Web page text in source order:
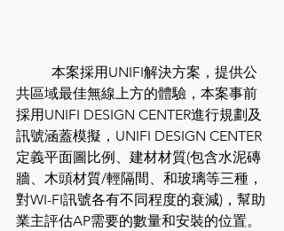
共區域最佳無線上方的體驗，本案事前
採用UNIFI DESIGN CENTER進行規劃及
訊號涵蓋模擬，UNIFI DESIGN CENTER
定義平面圖比例、建材材質(包含水泥磚
牆、木頭材質/輕隔間、和玻璃等三種，
對WI-FI訊號各有不同程度的衰減)，幫助
業主評估AP需要的數量和安裝的位置。